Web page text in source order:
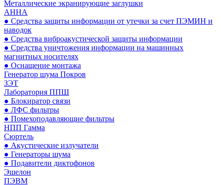
Металлические экранирующие заглушки
АННА
● Средства защиты информации от утечки за счет ПЭМИН и
наводок
● Средства виброакустической защиты информации
● Средства уничтожения информации на машинных
магнитных носителях
● Оснащение монтажа
Генератор шума Покров
ЗЭТ
Лаборатория ППШ
● Блокиратор связи
● ЛФС фильтры
● Помехоподавляющие фильтры
НПП Гамма
Сюртель
● Акустические излучатели
● Генераторы шума
● Подавители диктофонов
Эшелон
ПЭВМ